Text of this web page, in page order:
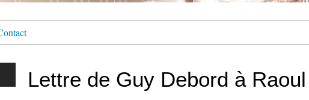
Lettre de Guy Debord à Raoul